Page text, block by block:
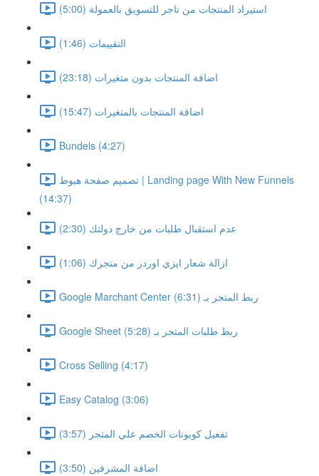
استيراد المنتجات من تاجر للتسويق بالعمولة (5:00)
التقييمات (1:46)
اضافة المنتجات بدون متغيرات (23:18)
اضافة المنتجات بالمتغيرات (15:47)
Bundels (4:27)
تصميم صفحة هبوط | Landing page With New Funnels
(14:37)
عدم استقبال طلبات من خارج دولتك (2:30)
ازالة شعار ايزي اوردر من متجرك (1:06)
Google Marchant Center ربط المتجر بـ (6:31)
Google Sheet ربط طلبات المتجر بـ (5:28)
Cross Selling (4:17)
Easy Catalog (3:06)
تفعيل كوبونات الخصم علي المتجر (3:57)
اضافة المشرفين (3:50)